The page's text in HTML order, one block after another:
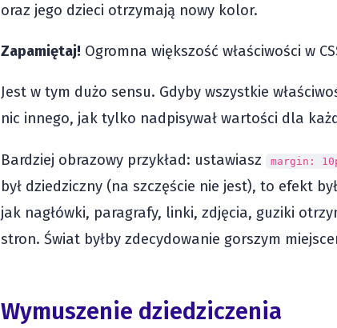
oraz jego dzieci otrzymają nowy kolor.
Zapamiętaj! Ogromna większość właściwości w
Jest w tym dużo sensu. Gdyby wszystkie
nic innego, jak tylko nadpisywał wartości dla
Bardziej obrazowy przykład: ustawiasz margin:
był dziedziczny (na szczęście nie jest), to efekt
jak nagłówki, paragrafy, linki, zdjęcia, guziki
stron. Świat byłby zdecydowanie gorszym
Wymuszenie dziedziczenia